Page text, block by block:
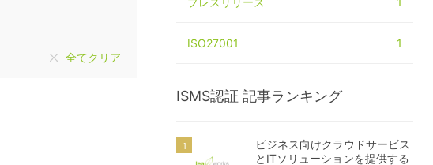
全てクリア
ISO27001 1
ISMS認証 記事ランキング
ビジネス向けクラウドサービス
とITソリューションを提供する